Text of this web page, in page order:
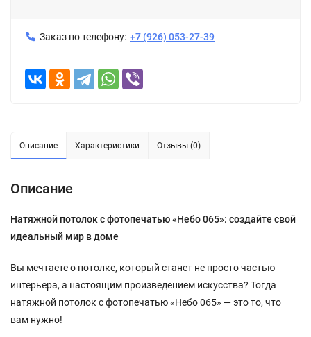
Заказ по телефону: +7 (926) 053-27-39
Описание Характеристики Отзывы (0)
Описание
Натяжной потолок с фотопечатью «Небо 065»: создайте свой
идеальный мир в доме
Вы мечтаете о потолке, который станет не просто частью
интерьера, а настоящим произведением искусства? Тогда
натяжной потолок с фотопечатью «Небо 065» — это то, что
вам нужно!